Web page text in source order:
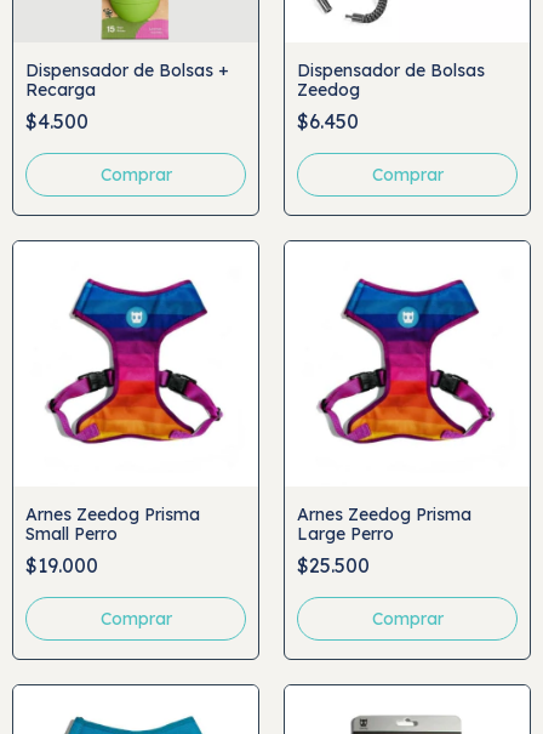
Dispensador de Bolsas +
Recarga
$4.500
Dispensador de Bolsas
Zeedog
$6.450
Arnes Zeedog Prisma
Small Perro
$19.000
Arnes Zeedog Prisma
Large Perro
$25.500